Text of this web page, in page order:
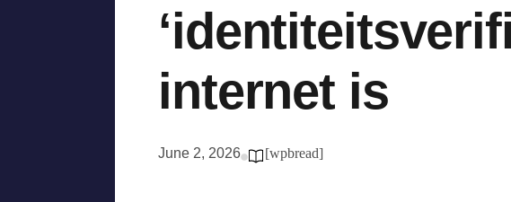
internet is
June 2, 2026 [wpbread]